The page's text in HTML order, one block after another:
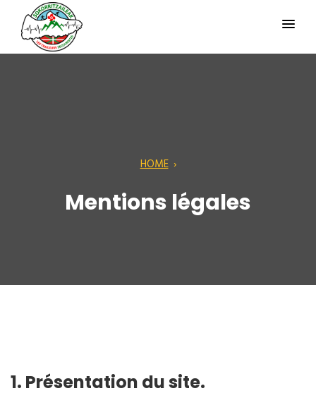
HOME ›
Mentions légales
1. Présentation du site.